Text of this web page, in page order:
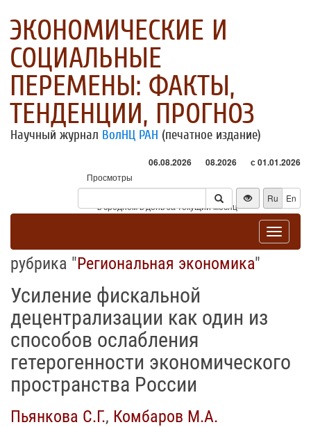
ЭКОНОМИЧЕСКИЕ И
СОЦИАЛЬНЫЕ
ПЕРЕМЕНЫ: ФАКТЫ,
ТЕНДЕНЦИИ, ПРОГНОЗ
Научный журнал ВолНЦ РАН (печатное издание)
06.08.2026 08.2026 с 01.01.2026
Просмотры
Посетители
* - в среднем в день за текущий месяц
Ru En
Toggle
рубрика "Региональная экономика"
Усиление фискальной
децентрализации как один из
способов ослабления
гетерогенности экономического
пространства России
Пьянкова С.Г., Комбаров М.А.